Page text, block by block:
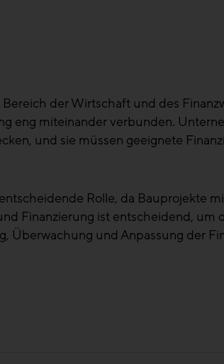
der Wirtschaft und des
eng miteinander verbunden.
und sie müssen geeignete
Rolle, da Bauprojekte
Finanzierung ist entscheidend, um
Überwachung und Anpassung der